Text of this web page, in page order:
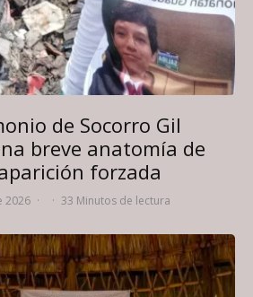
de Socorro Gil
breve anatomía de
forzada
2026 · · 33 Minutos de lectura